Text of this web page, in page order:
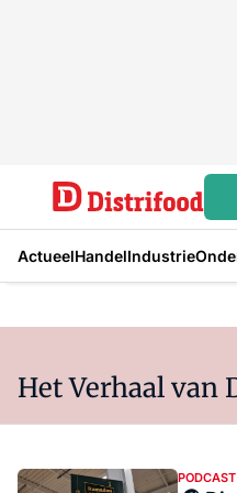
ActueelHandelIndustrie
Het Verhaal van
PODCAST